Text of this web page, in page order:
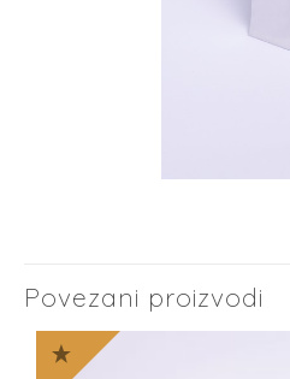
Povezani proizvodi